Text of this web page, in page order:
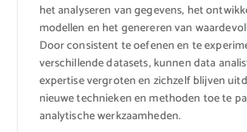
het analyseren van gegevens, het
modellen en het genereren van
Door consistent te oefenen en te
verschillende datasets, kunnen data
expertise vergroten en zichzelf blijven
nieuwe technieken en methoden toe te
analytische werkzaamheden.